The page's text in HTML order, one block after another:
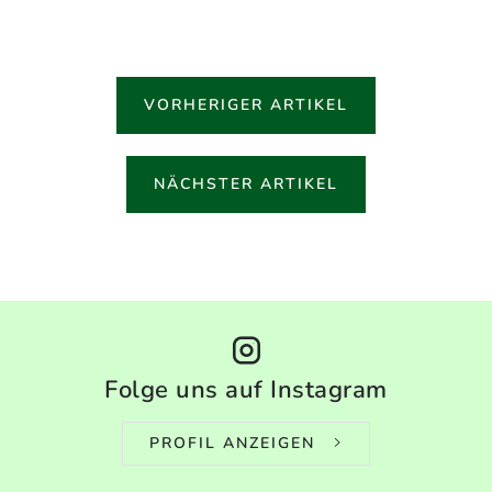
VORHERIGER ARTIKEL
NÄCHSTER ARTIKEL
Folge uns auf Instagram
PROFIL ANZEIGEN